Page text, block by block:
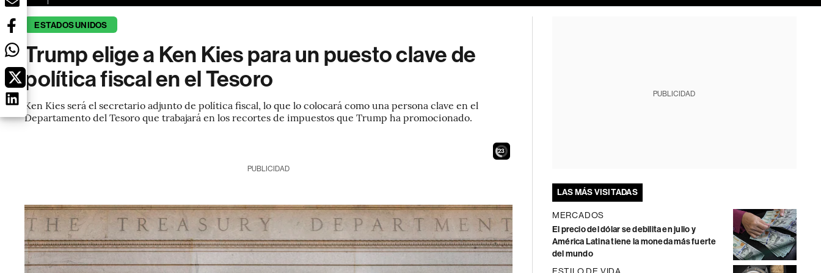
ESTADOS UNIDOS
Trump elige a Ken Kies para un puesto clave de
política fiscal en el Tesoro
Ken Kies será el secretario adjunto de política fiscal, lo que lo colocará como una persona clave en el
Departamento del Tesoro que trabajará en los recortes de impuestos que Trump ha promocionado.
21
PUBLICIDAD
PUBLICIDAD
LAS MÁS VISITADAS
MERCADOS
El precio del dólar se debilita en julio y
América Latina tiene la moneda más fuerte
del mundo